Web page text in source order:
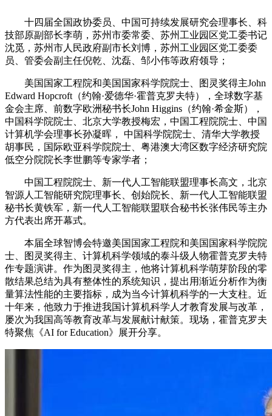
十四届全国政协委员、中国可持续发展研究会理事长、科
技部原副部长李萌，苏州市委常委、苏州工业园区党工委书记
沈觅，苏州市人民政府副市长刘博，苏州工业园区党工委委
员、管委会副主任倪乾、沈磊、邹小伟等政府领导；
美国国家工程院和美国国家科学院院士、图灵奖得主John
Edward Hopcroft（约翰·爱德华·霍普克罗夫特），全球数字基
金会主席、前数字欧洲秘书长John Higgins（约翰·希金斯），
中国科学院院士、北京大学教授梅宏，中国工程院院士、中国
计算机学会理事长孙凝晖， 中国科学院院士、清华大学教授
胡事民，国际欧亚科学院院士、粤港澳大湾区数字经济研究院
低空分院院长李世鹏等专家学者；
中国工程院院士、新一代人工智能联盟理事长高文，北京
智源人工智能研究院理事长、创始院长、新一代人工智能联盟
秘书长黄铁军，新一代人工智能联盟联合秘书长张伟民等主办
方代表出席开幕式。
本届全球智博会特邀美国国家工程院和美国国家科学院院
士、图灵奖得主、计算机科学领域的泰斗级人物霍普克罗夫特
作专题演讲。作为图灵奖得主，他将计算机科学萌芽阶段的零
散结果总结为具有整体性的系统知识，提出用渐近分析作为衡
量算法性能的主要指标，成为当今计算机科学的一大支柱。近
十年来，他致力于推进我国计算机科学人才教育发展与改革，
屡次为我国高等教育改革与发展献计献策。现场，霍普克罗夫
特聚焦《AI for Education》展开分享。